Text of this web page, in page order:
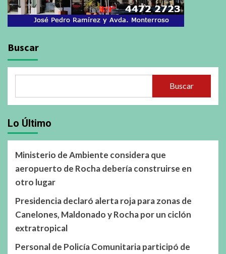
Buscar
Buscar
Lo Último
Ministerio de Ambiente considera que
aeropuerto de Rocha debería construirse en
otro lugar
Presidencia declaró alerta roja para zonas de
Canelones, Maldonado y Rocha por un ciclón
extratropical
Personal de Policía Comunitaria participó de